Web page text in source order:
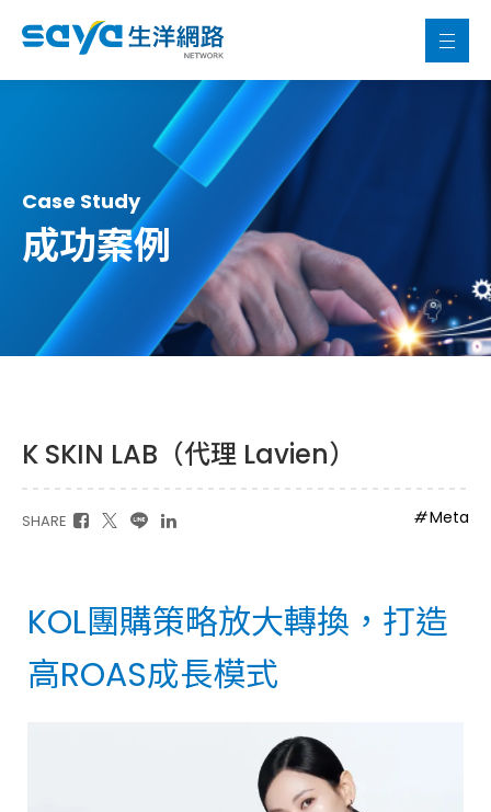
Case Study
成功案例
K SKIN LAB（代理 Lavien）
SHARE Meta
KOL團購策略放大轉換，打造
高ROAS成長模式